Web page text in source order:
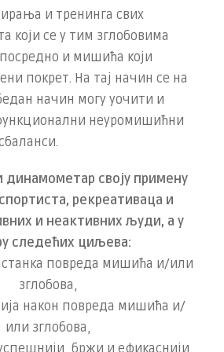
и тренинга свих
који се у тим зглобовима
и мишића који
покрет. На тај начин се на
начин могу уочити и
неуромишићни
динамометар своју примену
рекреативаца и
и неактивних људи, а у
следећих циљева:
повреда мишића и/или
зглобова,
након повреда мишића и/
или зглобова,
бржи и ефикаснији